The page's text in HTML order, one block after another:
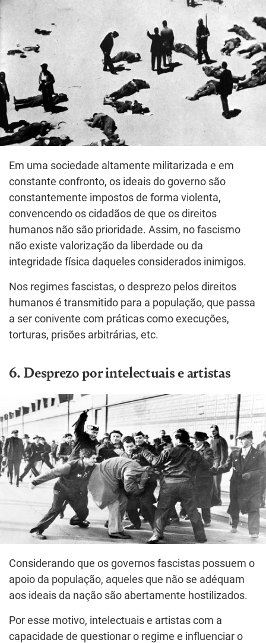
Em uma sociedade altamente militarizada e em
constante confronto, os ideais do governo são
constantemente impostos de forma violenta,
convencendo os cidadãos de que os direitos
humanos não são prioridade. Assim, no fascismo
não existe valorização da liberdade ou da
integridade física daqueles considerados inimigos.
Nos regimes fascistas, o desprezo pelos direitos
humanos é transmitido para a população, que passa
a ser conivente com práticas como execuções,
torturas, prisões arbitrárias, etc.
6. Desprezo por intelectuais e artistas
Considerando que os governos fascistas possuem o
apoio da população, aqueles que não se adéquam
aos ideais da nação são abertamente hostilizados.
Por esse motivo, intelectuais e artistas com a
capacidade de questionar o regime e influenciar o